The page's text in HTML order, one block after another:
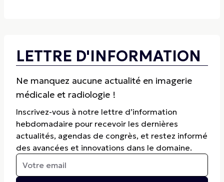
LETTRE D'INFORMATION
Ne manquez aucune actualité en imagerie
médicale et radiologie !
Inscrivez-vous à notre lettre d’information
hebdomadaire pour recevoir les dernières
actualités, agendas de congrès, et restez informé
des avancées et innovations dans le domaine.